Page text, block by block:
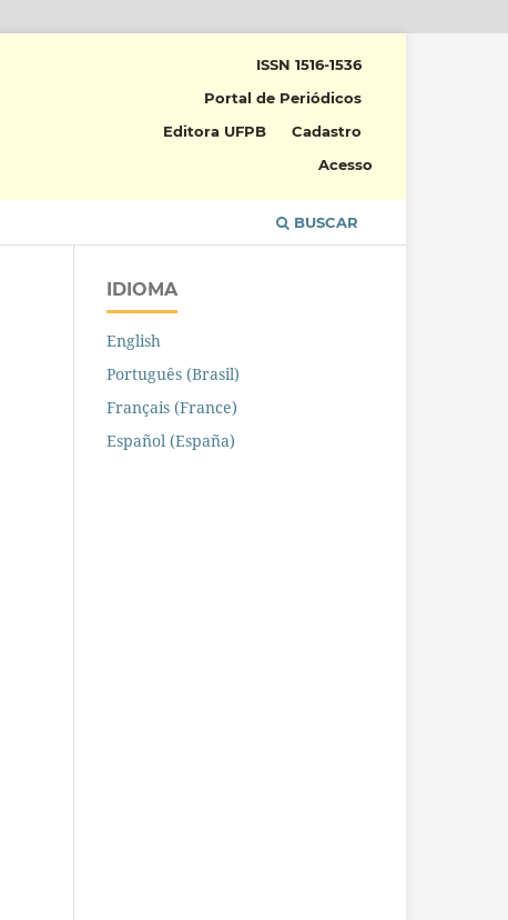
BUSCAR
ISSN 1516-1536
Portal de Periódicos
Editora UFPB
Cadastro
Acesso
IDIOMA
English
Português (Brasil)
Français (France)
Español (España)